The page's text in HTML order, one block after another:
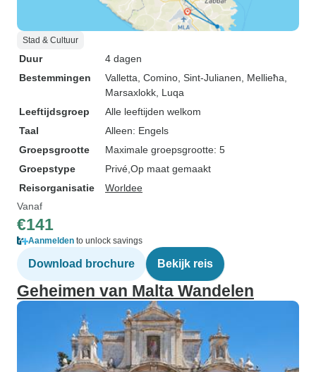
Stad & Cultuur
Duur
4 dagen
Bestemmingen
Valletta , Comino , Sint-Julianen , Mellieħa
Marsaxlokk , Luqa
Leeftijdsgroep
Alle leeftijden welkom
Taal
Alleen: Engels
Groepsgrootte
Maximale groepsgrootte: 5
Groepstype
Privé Op maat gemaakt
Reisorganisatie
Worldee
Vanaf
€141
Aanmelden to unlock savings
Download brochure Bekijk reis
Geheimen van Malta Wandelen